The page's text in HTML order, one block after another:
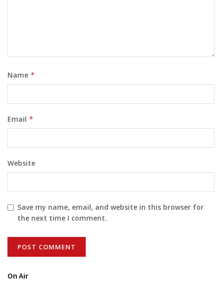
Name *
Email *
Website
Save my name, email, and website in this browser for
the next time I comment.
On Air